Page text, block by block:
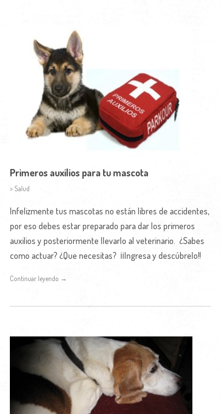
Primeros auxilios para tu mascota
> Salud
Infelizmente tus mascotas no están libres de accidentes,
por eso debes estar preparado para dar los primeros
auxilios y posteriormente llevarlo al veterinario. ¿Sabes
como actuar? ¿Que necesitas? ¡¡Ingresa y descúbrelo!!
Continuar leyendo →